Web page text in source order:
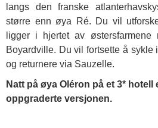
langs den franske
større enn øya Ré. Du vil
ligger i hjertet av
Boyardville. Du vil fortsette å sykle
og returnere via Sauzelle.
Natt på øya Oléron på et 3* hotell
oppgraderte versjonen.